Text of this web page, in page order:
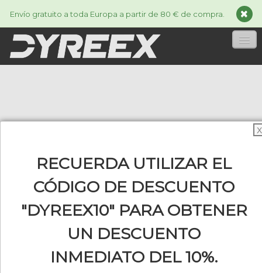
Envío gratuito a toda Europa a partir de 80 € de compra.
INFORMACIÓN ▼
X
RECUERDA UTILIZAR EL
CÓDIGO DE DESCUENTO
"DYREEX10" PARA OBTENER
UN DESCUENTO
INMEDIATO DEL 10%.